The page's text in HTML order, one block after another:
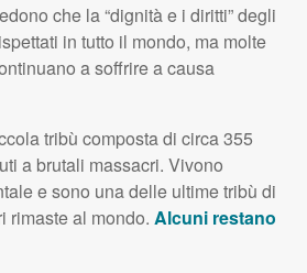
che la “dignità e i diritti” degli
in tutto il mondo, ma molte
a soffrire a causa
tribù composta di circa 355
a brutali massacri. Vivono
e sono una delle ultime tribù di
rimaste al mondo. Alcuni restano